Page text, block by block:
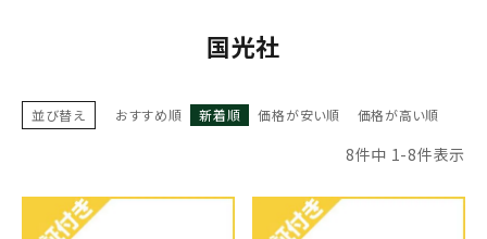
お気に入り一覧
国光社
並び替え おすすめ順 新着順 価格が安い順 価格が高い順
8件中 1-8件表示